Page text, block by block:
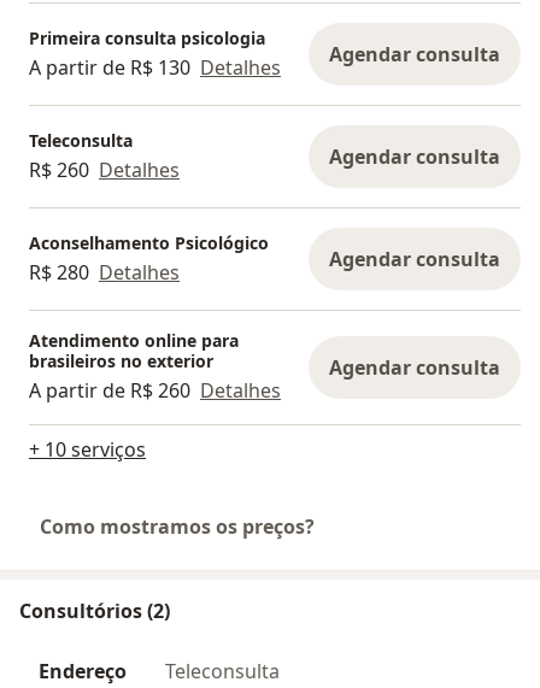
Primeira consulta psicologia
A partir de R$ 130 Detalhes Agendar consulta
Teleconsulta
R$ 260 Detalhes Agendar consulta
Aconselhamento Psicológico
R$ 280 Detalhes Agendar consulta
Atendimento online para
brasileiros no exterior
A partir de R$ 260 Detalhes
Agendar consulta
+ 10 serviços
Como mostramos os preços?
Consultórios (2)
Endereço Teleconsulta